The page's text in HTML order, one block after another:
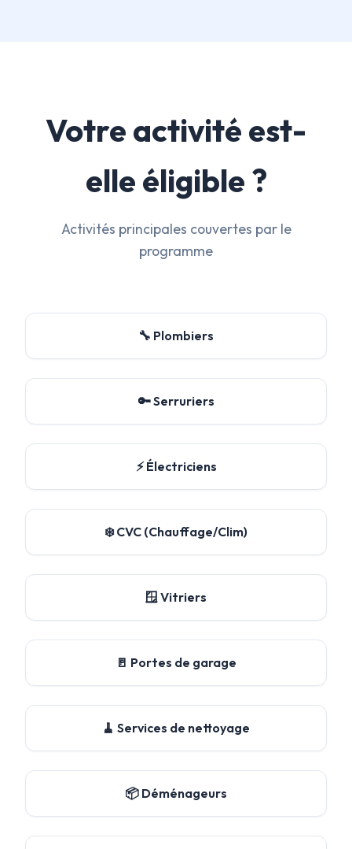
Votre activité est-
elle éligible ?
Activités principales couvertes par le
programme
🔧 Plombiers
🔑 Serruriers
⚡ Électriciens
❄️ CVC (Chauffage/Clim)
🪟 Vitriers
🚪 Portes de garage
🧹 Services de nettoyage
📦 Déménageurs